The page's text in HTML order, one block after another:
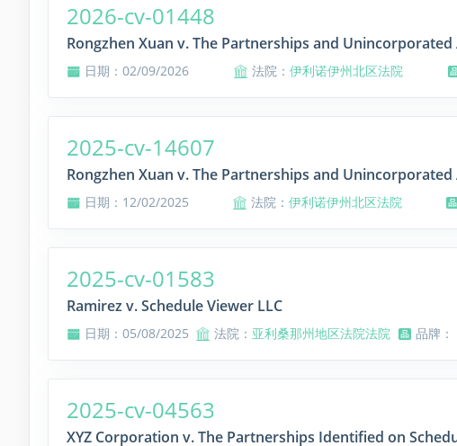
2026-cv-01448
Rongzhen Xuan v. The Partnerships and
日期：02/09/2026 法院： 伊利诺伊州北区法院
2025-cv-14607
Rongzhen Xuan v. The Partnerships and
日期：12/02/2025 法院： 伊利诺伊州北区法院
2025-cv-01583
Ramirez v. Schedule Viewer LLC
日期：05/08/2025 法院： 亚利桑那州地区法院法院 品牌
2025-cv-04563
XYZ Corporation v. The Partnerships Identified on